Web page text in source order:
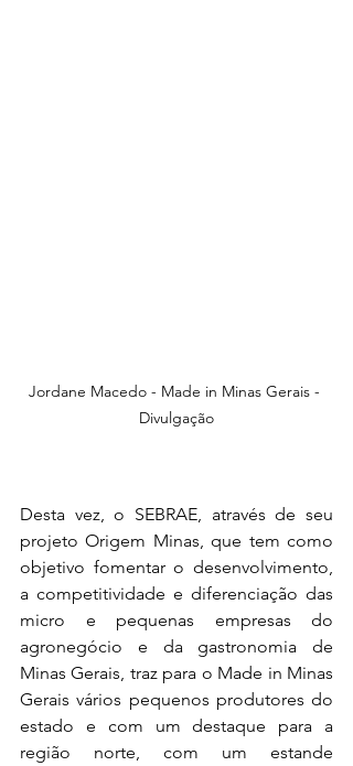
Jordane Macedo - Made in Minas Gerais -
Divulgação
Desta vez, o SEBRAE, através de seu
projeto Origem Minas, que tem como
objetivo fomentar o desenvolvimento,
a competitividade e diferenciação das
micro e pequenas empresas do
agronegócio e da gastronomia de
Minas Gerais, traz para o Made in Minas
Gerais vários pequenos produtores do
estado e com um destaque para a
região norte, com um estande